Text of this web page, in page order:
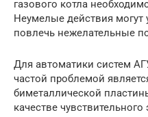
газового котла
Неумелые действия могут
повлечь нежелательные
Для автоматики систем
частой проблемой
биметаллической
качестве чувствительного